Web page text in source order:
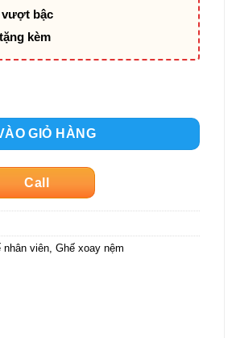
vượt bậc
kèm
số lượng
GIỎ HÀNG
Call
nhân viên, Ghế xoay nệm